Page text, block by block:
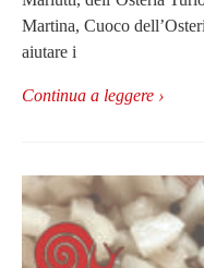
Martina, Cuoco
aiutare i
Continua a leggere ›